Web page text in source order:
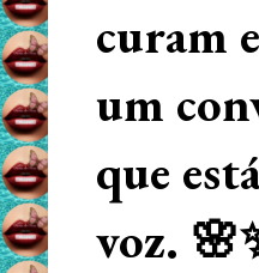
curam
um
que
voz.